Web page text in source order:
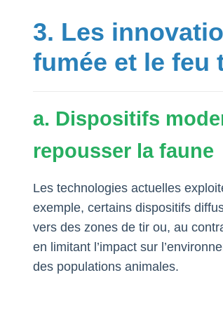
3. Les
fumée et le feu
a. Dispositifs
repousser la faune
Les technologies actuelles
exemple, certains dispositifs
vers des zones de tir ou, au
en limitant l’impact sur
des populations animales.